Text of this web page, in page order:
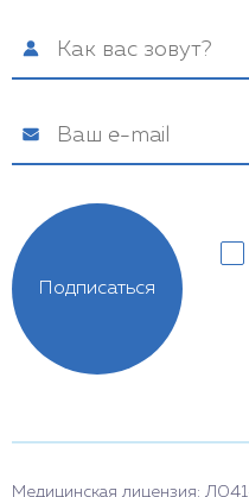
Подписаться
Медицинская лицензия: